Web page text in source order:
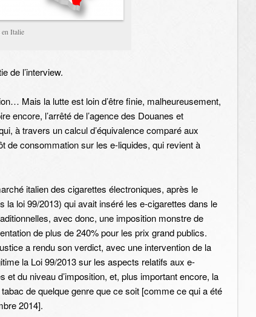
en Italie
de l’interview.
Mais la lutte est loin d’être finie, malheureusement,
encore, l’arrêté de l’agence des Douanes et
à travers un calcul d’équivalence comparé aux
de consommation sur les e-liquides, qui revient à
italien des cigarettes électroniques, après le
la loi 99/2013) qui avait inséré les e-cigarettes dans le
avec donc, une imposition monstre de
de plus de 240% pour les prix grand publics.
a rendu son verdict, avec une intervention de la
la Loi 99/2013 sur les aspects relatifs aux e-
et du niveau d’imposition, et, plus important encore, la
de quelque genre que ce soit [comme ce qui a été
2014].